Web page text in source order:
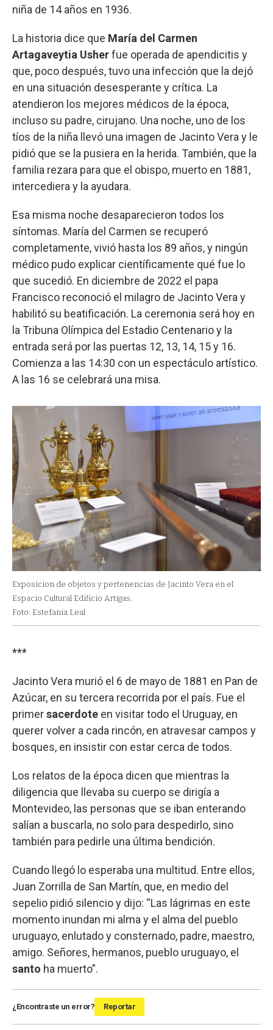
niña de 14 años en 1936.
La historia dice que María del Carmen
Artagaveytia Usherfue operada de apendicitis y
que, poco después, tuvo una infección que la dejó
en una situación desesperante y crítica. La
atendieron los mejores médicos de la época,
incluso su padre, cirujano. Una noche, uno de los
tíos de la niña llevó una imagen de Jacinto Vera y le
pidió que se la pusiera en la herida. También, que la
familia rezara para que el obispo, muerto en 1881,
intercediera y la ayudara.
Esa misma noche desaparecieron todos los
síntomas. María del Carmen se recuperó
completamente, vivió hasta los 89 años, y ningún
médico pudo explicar científicamente qué fue lo
que sucedió. En diciembre de 2022 el papa
Francisco reconoció el milagro de Jacinto Vera y
habilitó su beatificación. La ceremonia será hoy en
la Tribuna Olímpica del Estadio Centenario y la
entrada será por las puertas 12, 13, 14, 15 y 16.
Comienza a las 14:30 con un espectáculo artístico.
A las 16 se celebrará una misa.
Exposicion de objetos y pertenencias de Jacinto Vera en el
Espacio Cultural Edificio Artigas.
Foto: Estefania Leal
***
Jacinto Vera murió el 6 de mayo de 1881 en Pan de
Azúcar, en su tercera recorrida por el país. Fue el
primersacerdote en visitar todo el Uruguay, en
querer volver a cada rincón, en atravesar campos y
bosques, en insistir con estar cerca de todos.
Los relatos de la época dicen que mientras la
diligencia que llevaba su cuerpo se dirigía a
Montevideo, las personas que se iban enterando
salían a buscarla, no solo para despedirlo, sino
también para pedirle una última bendición.
Cuando llegó lo esperaba una multitud. Entre ellos,
Juan Zorrilla de San Martín, que, en medio del
sepelio pidió silencio y dijo: “Las lágrimas en este
momento inundan mi alma y el alma del pueblo
uruguayo, enlutado y consternado, padre, maestro,
amigo. Señores, hermanos, pueblo uruguayo, el
santo ha muerto”.
¿Encontraste un error? Reportar